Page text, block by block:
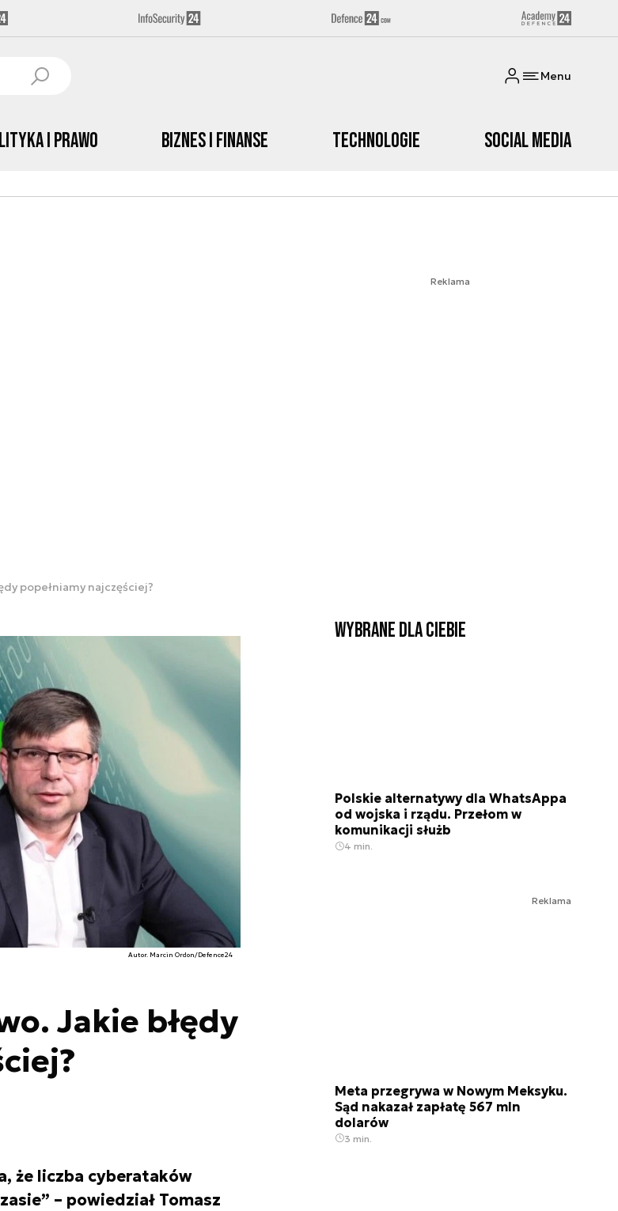
Menu
i prawo Biznes i Finanse Technologie Social media
Reklama
popełniamy najczęściej?
Jakie błędy
Autor. Marcin Ordon/Defence24
że liczba cyberataków
– powiedział Tomasz
Wybrane dla Ciebie
Polskie alternatywy dla WhatsAppa
od wojska i rządu. Przełom w
komunikacji służb
4 min.
Reklama
Meta przegrywa w Nowym Meksyku.
Sąd nakazał zapłatę 567 mln
dolarów
3 min.